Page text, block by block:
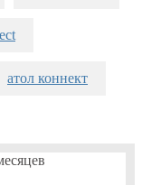
атол коннект